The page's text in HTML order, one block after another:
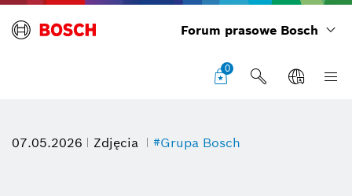
Forum prasowe Bosch
0
07.05.2026 Zdjęcia #Grupa Bosch